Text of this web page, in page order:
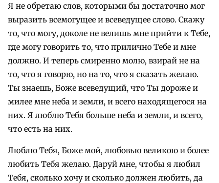
Я не обретаю слов, которыми бы достаточно мог
выразить всемогущее и всеведущее слово. Скажу
то, что могу, доколе не велишь мне прийти к Тебе,
где могу говорить то, что прилично Тебе и мне
должно. И теперь смиренно молю, взирай не на
то, что я говорю, но на то, что я сказать желаю.
Ты знаешь, Боже всеведущий, что Ты дороже и
милее мне неба и земли, и всего находящегося на
них. Я люблю Тебя больше неба и земли, и всего,
что есть на них.
Люблю Тебя, Боже мой, любовью великою и более
любить Тебя желаю. Даруй мне, чтобы я любил
Тебя, сколько хочу и сколько должен любить, да